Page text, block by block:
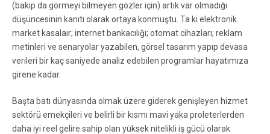
(bakıp da görmeyi bilmeyen gözler için) artık var olmadığı
düşüncesinin kanıtı olarak ortaya konmuştu. Ta ki elektronik
market kasalaır; internet bankacılığı; otomat cihazları; reklam
metinleri ve senaryolar yazabilen, görsel tasarım yapıp devasa
verileri bir kaç saniyede analiz edebilen programlar hayatımıza
girene kadar.
Başta batı dünyasında olmak üzere giderek genişleyen hizmet
sektörü emekçileri ve belirli bir kısmı mavi yaka proleterlerden
daha iyi reel gelire sahip olan yüksek nitelikli iş gücü olarak